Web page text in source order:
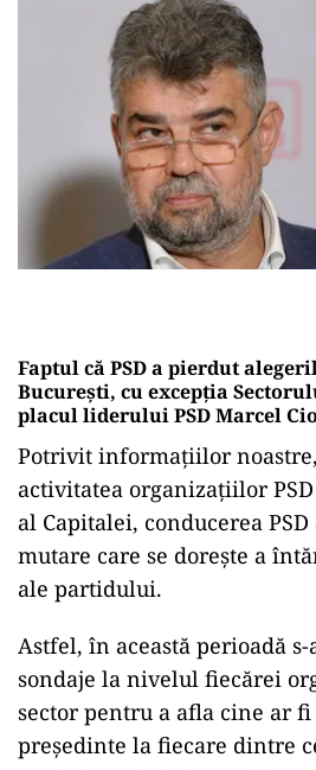
Faptul că PSD a pierdut
București, cu excepția
placul liderului PSD Marcel
Potrivit informațiilor
activitatea organizațiilor
al Capitalei, conducerea PSD
mutare care se dorește a
ale partidului.
Astfel, în această perioadă
sondaje la nivelul fiecărei
sector pentru a afla cine ar
președinte la fiecare dintre